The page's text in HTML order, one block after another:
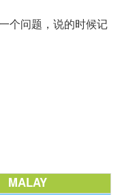
个问题，说的时候记
MALAY